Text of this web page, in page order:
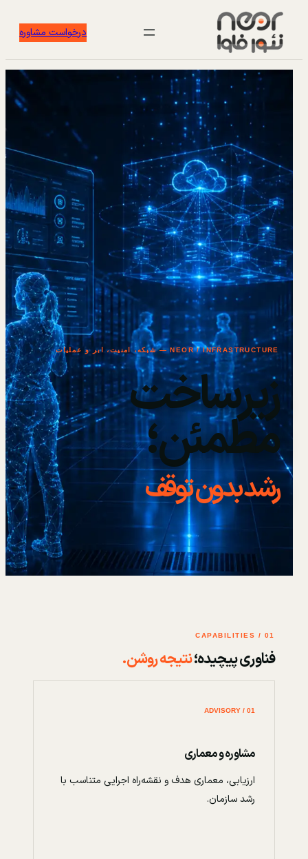
درخواست مشاوره
NEOR / INFRASTRUCTURE — شبکه، امنیت، ابر و عملیات
زیرساخت
مطمئن؛
رشد بدون توقف
01 / CAPABILITIES
فناوری پیچیده؛نتیجه روشن.
01 / ADVISORY
مشاوره و معماری
ارزیابی، معماری هدف و نقشه‌راه اجرایی متناسب با
رشد سازمان.